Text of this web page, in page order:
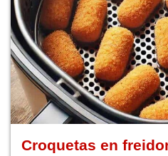
Croquetas en